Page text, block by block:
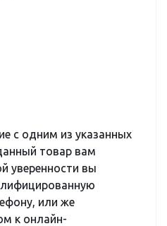
с одним из указанных
товар вам
уверенности вы
или же
к онлайн-